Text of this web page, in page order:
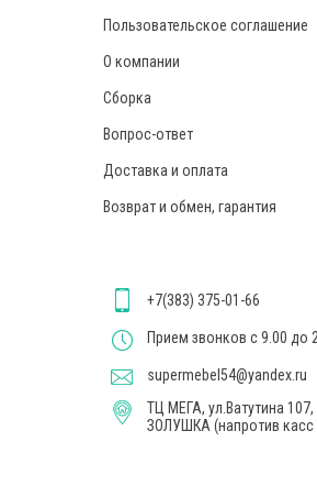
Пользовательское соглашение
О компании
Сборка
Вопрос-ответ
Доставка и оплата
Возврат и обмен, гарантия
+7(383) 375-01-66
Прием звонков с 9.00 до
supermebel54@yandex.ru
ТЦ МЕГА, ул.Ватутина 107,
ЗОЛУШКА (напротив